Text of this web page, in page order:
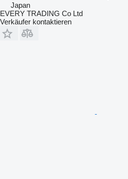
Japan
EVERY TRADING Co Ltd
Verkäufer kontaktieren